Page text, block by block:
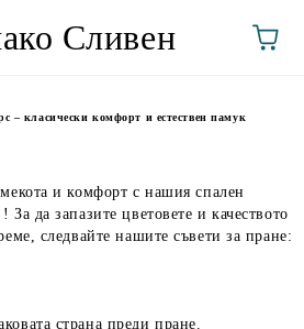
Сливен
– класически комфорт и естествен памук
и комфорт с нашия спален
да запазите цветовете и качеството
следвайте нашите съвети за пране:
страна преди пране.